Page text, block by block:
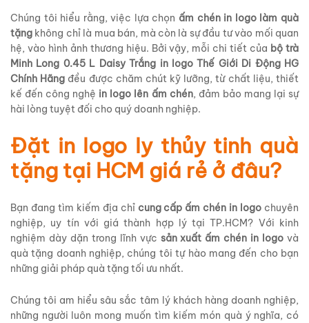
Chúng tôi hiểu rằng, việc lựa chọn ấm chén in logo làm quà
tặng không chỉ là mua bán, mà còn là sự đầu tư vào mối quan
hệ, vào hình ảnh thương hiệu. Bởi vậy, mỗi chi tiết của bộ trà
Minh Long 0.45 L Daisy Trắng in logo Thế Giới Di Động HG
Chính Hãng đều được chăm chút kỹ lưỡng, từ chất liệu, thiết
kế đến công nghệ in logo lên ấm chén, đảm bảo mang lại sự
hài lòng tuyệt đối cho quý doanh nghiệp.
Đặt in logo ly thủy tinh quà
tặng tại HCM giá rẻ ở đâu?
Bạn đang tìm kiếm địa chỉ cung cấp ấm chén in logo chuyên
nghiệp, uy tín với giá thành hợp lý tại TP.HCM? Với kinh
nghiệm dày dặn trong lĩnh vực sản xuất ấm chén in logo và
quà tặng doanh nghiệp, chúng tôi tự hào mang đến cho bạn
những giải pháp quà tặng tối ưu nhất.
Chúng tôi am hiểu sâu sắc tâm lý khách hàng doanh nghiệp,
những người luôn mong muốn tìm kiếm món quà ý nghĩa, có